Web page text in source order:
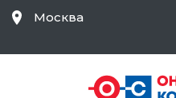
Москва
Средства Контроля
Статического